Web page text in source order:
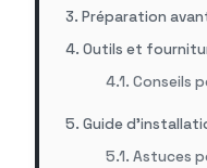
Préparation
Outils et
Conseils
Guide
Astuces